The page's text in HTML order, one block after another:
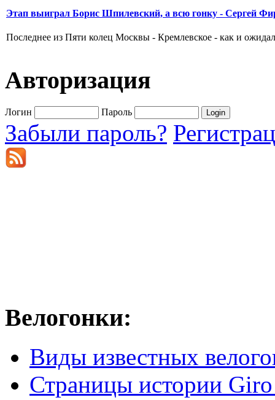
Этап выиграл Борис Шпилевский, а всю гонку - Сергей
Последнее из Пяти колец Москвы - Кремлевское - как и
Авторизация
Логин Пароль
Забыли пароль?
Велогонки:
Виды известных
Страницы истории